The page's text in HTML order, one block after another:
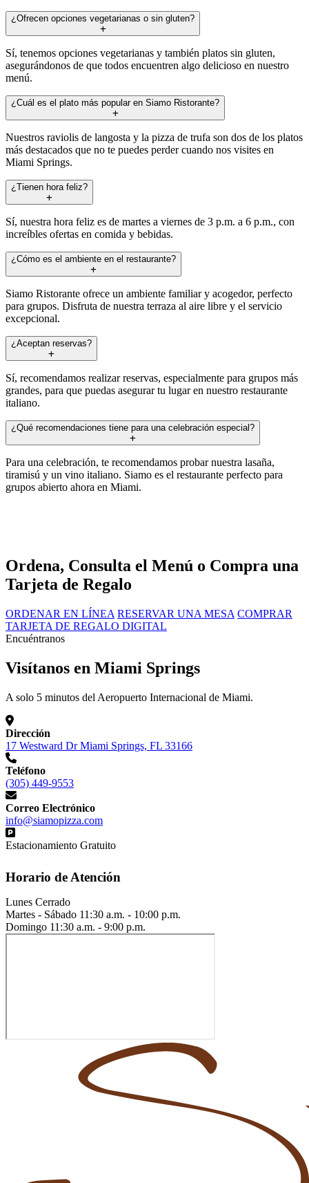
¿Ofrecen opciones vegetarianas o sin gluten?
Sí, tenemos opciones vegetarianas y también platos sin gluten,
asegurándonos de que todos encuentren algo delicioso en nuestro
menú.
¿Cuál es el plato más popular en Siamo Ristorante?
Nuestros raviolis de langosta y la pizza de trufa son dos de los platos
más destacados que no te puedes perder cuando nos visites en
Miami Springs.
¿Tienen hora feliz?
Sí, nuestra hora feliz es de martes a viernes de 3 p.m. a 6 p.m., con
increíbles ofertas en comida y bebidas.
¿Cómo es el ambiente en el restaurante?
Siamo Ristorante ofrece un ambiente familiar y acogedor, perfecto
para grupos. Disfruta de nuestra terraza al aire libre y el servicio
excepcional.
¿Aceptan reservas?
Sí, recomendamos realizar reservas, especialmente para grupos más
grandes, para que puedas asegurar tu lugar en nuestro restaurante
italiano.
¿Qué recomendaciones tiene para una celebración especial?
Para una celebración, te recomendamos probar nuestra lasaña,
tiramisú y un vino italiano. Siamo es el restaurante perfecto para
grupos abierto ahora en Miami.
Ordena, Consulta el Menú o Compra una
Tarjeta de Regalo
ORDENAR EN LÍNEA RESERVAR UNA MESA COMPRAR
TARJETA DE REGALO DIGITAL
Encuéntranos
Visítanos en Miami Springs
A solo 5 minutos del Aeropuerto Internacional de Miami.
Dirección
17 Westward Dr Miami Springs, FL 33166
Teléfono
(305) 449-9553
Correo Electrónico
info@siamopizza.com
Estacionamiento Gratuito
Horario de Atención
Lunes Cerrado
Martes - Sábado 11:30 a.m. - 10:00 p.m.
Domingo 11:30 a.m. - 9:00 p.m.